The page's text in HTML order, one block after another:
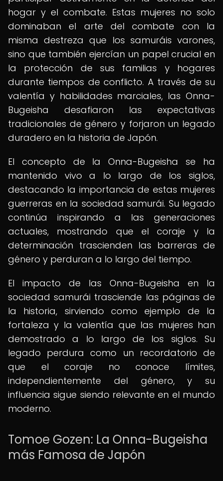
hogar y el combate. Estas mujeres no solo
dominaban el arte del combate con la
misma destreza que los samuráis varones,
sino que también ejercían un papel crucial en
la protección de sus familias y hogares
durante tiempos de conflicto. A través de su
valentía y habilidades marciales, las Onna-
Bugeisha desafiaron las expectativas
tradicionales de género y forjaron un legado
duradero en la historia de Japón.
El concepto de la Onna-Bugeisha se ha
mantenido vivo a lo largo de los siglos,
destacando la importancia de estas mujeres
guerreras en la sociedad samurái. Su legado
continúa inspirando a las generaciones
actuales, mostrando que el coraje y la
determinación trascienden las barreras de
género y perduran a lo largo del tiempo.
El impacto de las Onna-Bugeisha en la
sociedad samurái trasciende las páginas de
la historia, sirviendo como ejemplo de la
fortaleza y la valentía que las mujeres han
demostrado a lo largo de los siglos. Su
legado perdura como un recordatorio de
que el coraje no conoce límites,
independientemente del género, y su
influencia sigue siendo relevante en el mundo
moderno.
Tomoe Gozen: La Onna-Bugeisha
más Famosa de Japón